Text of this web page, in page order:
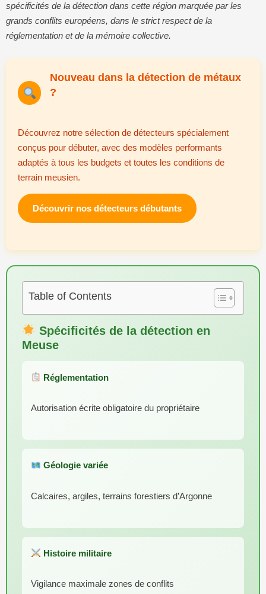
spécificités de la détection dans cette région marquée par les
grands conflits européens, dans le strict respect de la
réglementation et de la mémoire collective.
Nouveau dans la détection de métaux
?
Découvrez notre sélection de détecteurs spécialement
conçus pour débuter, avec des modèles performants
adaptés à tous les budgets et toutes les conditions de
terrain meusien.
Découvrir nos détecteurs débutants
Table of Contents
Spécificités de la détection en
Meuse
Réglementation
Autorisation écrite obligatoire du propriétaire
Géologie variée
Calcaires, argiles, terrains forestiers d’Argonne
Histoire militaire
Vigilance maximale zones de conflits